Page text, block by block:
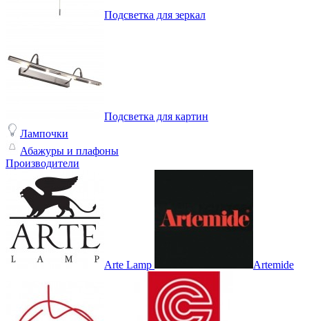
Подсветка для зеркал
Подсветка для картин
Лампочки
Абажуры и плафоны
Производители
Arte Lamp Artemide